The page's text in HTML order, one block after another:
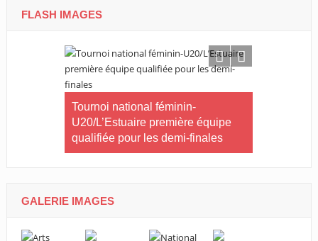
FLASH IMAGES
Tournoi national féminin-
U20/L’Estuaire première équipe
qualifiée pour les demi-finales
GALERIE IMAGES